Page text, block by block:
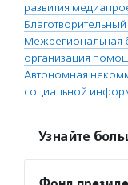
развития
Межрегиональная
организация
Автономная
социальной
Узнайте